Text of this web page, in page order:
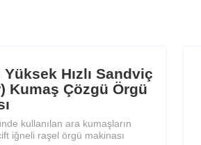
Yüksek Hızlı Sandviç
Kumaş Çözgü Örgü
kullanılan ara kumaşların
iğneli raşel örgü makinası